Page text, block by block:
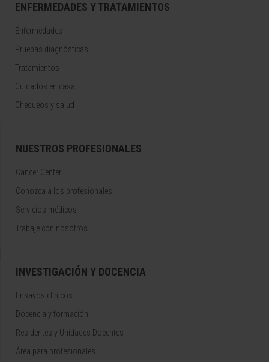
ENFERMEDADES Y TRATAMIENTOS
Enfermedades
Pruebas diagnósticas
Tratamientos
Cuidados en casa
Chequeos y salud
NUESTROS PROFESIONALES
Cancer Center
Conozca a los profesionales
Servicios médicos
Trabaje con nosotros
INVESTIGACIÓN Y DOCENCIA
Ensayos clínicos
Docencia y formación
Residentes y Unidades Docentes
Área para profesionales